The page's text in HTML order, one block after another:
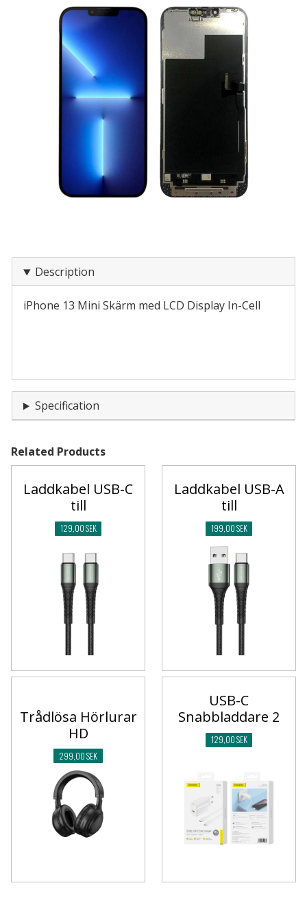
Description
iPhone 13 Mini Skärm med LCD Display In-Cell
Specification
Related Products
Laddkabel USB-C
till
129,00 SEK
Laddkabel USB-A
till
199,00 SEK
Trådlösa Hörlurar
HD
299,00 SEK
USB-C
Snabbladdare 2
129,00 SEK